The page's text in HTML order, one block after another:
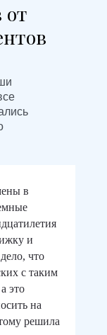
от
в
и
что
с таким
это
на
решила